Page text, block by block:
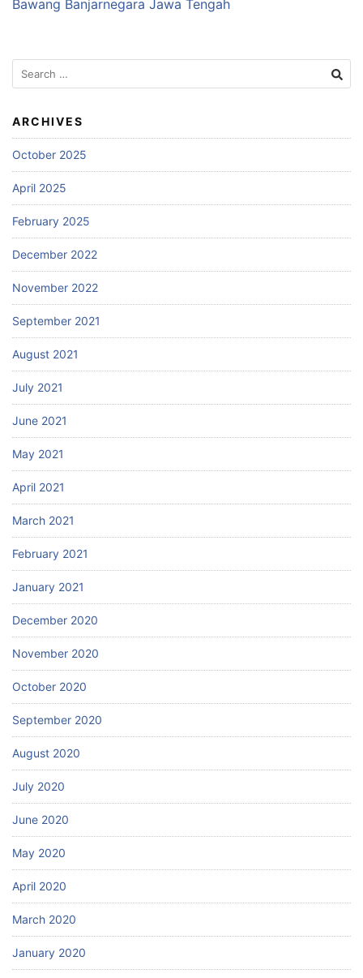
Bawang Banjarnegara Jawa Tengah
Search
for:
ARCHIVES
October 2025
April 2025
February 2025
December 2022
November 2022
September 2021
August 2021
July 2021
June 2021
May 2021
April 2021
March 2021
February 2021
January 2021
December 2020
November 2020
October 2020
September 2020
August 2020
July 2020
June 2020
May 2020
April 2020
March 2020
January 2020